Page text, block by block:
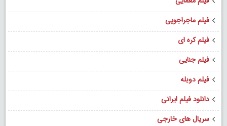
فیلم ماجراجویی
فیلم کره ای
فیلم جنایی
فیلم دوبله
دانلود فیلم ایرانی
سریال های خارجی